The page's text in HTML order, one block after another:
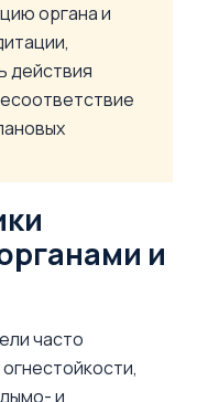
органа и
действия
и
часто
и